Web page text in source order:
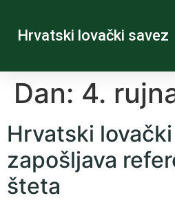
Hrvatski lovački savez
Dan: 4.
Hrvatski
zapošljava
šteta